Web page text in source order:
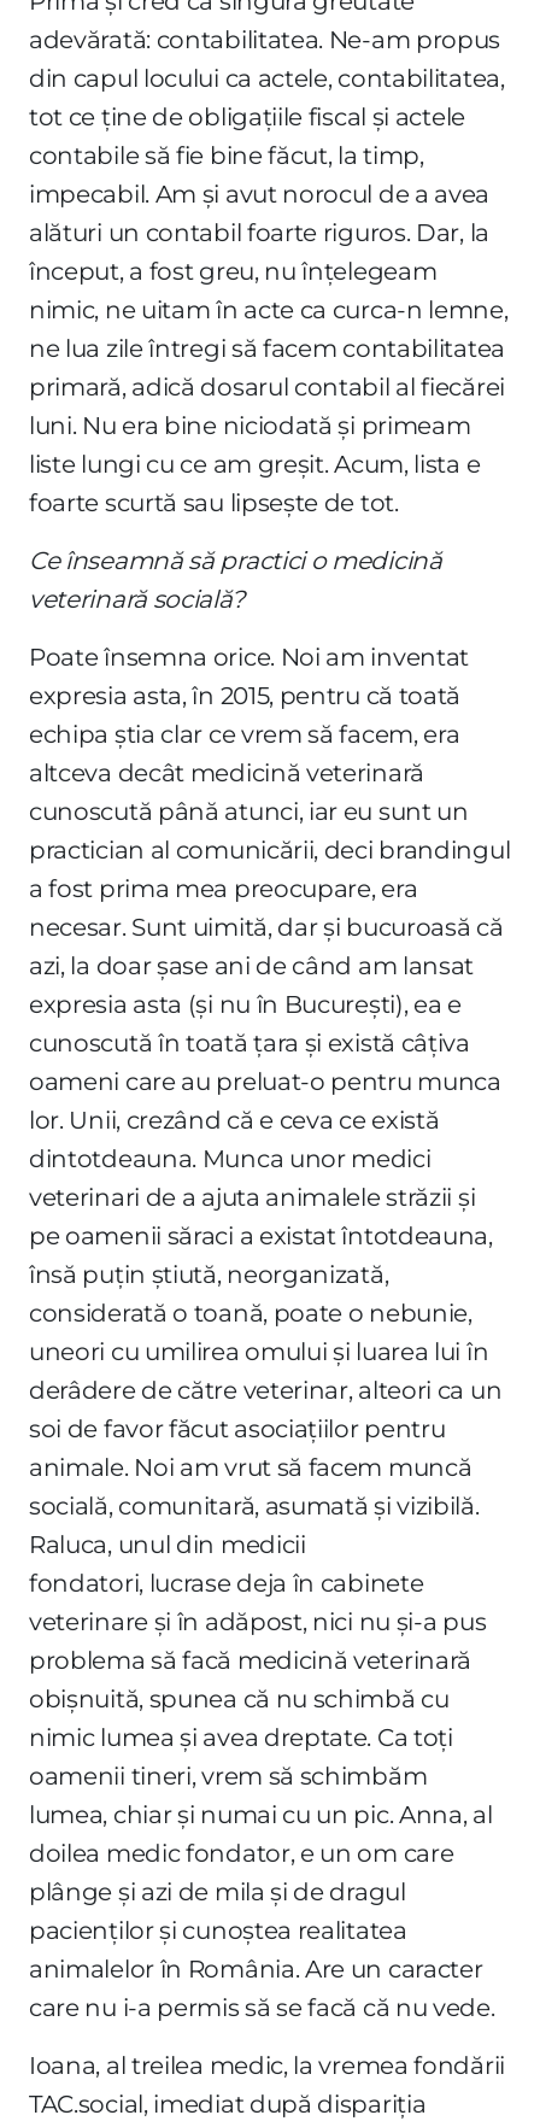
adevărată: contabilitatea. Ne-am propus
din capul locului ca actele, contabilitatea,
tot ce ține de obligațiile fiscal și actele
contabile să fie bine făcut, la timp,
impecabil. Am și avut norocul de a avea
alături un contabil foarte riguros. Dar, la
început, a fost greu, nu înțelegeam
nimic, ne uitam în acte ca curca-n lemne,
ne lua zile întregi să facem contabilitatea
primară, adică dosarul contabil al fiecărei
luni. Nu era bine niciodată și primeam
liste lungi cu ce am greșit. Acum, lista e
foarte scurtă sau lipsește de tot.
Ce înseamnă să practici o medicină
veterinară socială?
Poate însemna orice. Noi am inventat
expresia asta, în 2015, pentru că toată
echipa știa clar ce vrem să facem, era
altceva decât medicină veterinară
cunoscută până atunci, iar eu sunt un
practician al comunicării, deci brandingul
a fost prima mea preocupare, era
necesar. Sunt uimită, dar și bucuroasă că
azi, la doar șase ani de când am lansat
expresia asta (și nu în București), ea e
cunoscută în toată țara și există câțiva
oameni care au preluat-o pentru munca
lor. Unii, crezând că e ceva ce există
dintotdeauna. Munca unor medici
veterinari de a ajuta animalele străzii și
pe oamenii săraci a existat întotdeauna,
însă puțin știută, neorganizată,
considerată o toană, poate o nebunie,
uneori cu umilirea omului și luarea lui în
derâdere de către veterinar, alteori ca un
soi de favor făcut asociațiilor pentru
animale. Noi am vrut să facem muncă
socială, comunitară, asumată și vizibilă.
Raluca, unul din medicii
fondatori, lucrase deja în cabinete
veterinare și în adăpost, nici nu și-a pus
problema să facă medicină veterinară
obișnuită, spunea că nu schimbă cu
nimic lumea și avea dreptate. Ca toți
oamenii tineri, vrem să schimbăm
lumea, chiar și numai cu un pic. Anna, al
doilea medic fondator, e un om care
plânge și azi de mila și de dragul
pacienților și cunoștea realitatea
animalelor în România. Are un caracter
care nu i-a permis să se facă că nu vede.
Ioana, al treilea medic, la vremea fondării
TAC.social, imediat după dispariția